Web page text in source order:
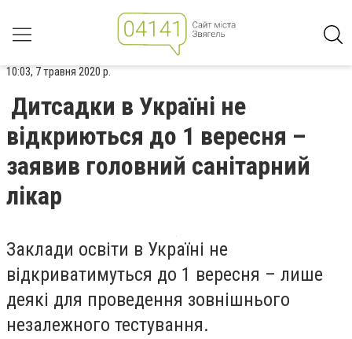
10:03, 7 травня 2020 р.
Дитсадки в Україні не
відкриються до 1 вересня –
заявив головний санітарний
лікар
Заклади освіти в Україні не
відкриватимуться до 1 вересня – лише
деякі для проведення зовнішнього
незалежного тестування.